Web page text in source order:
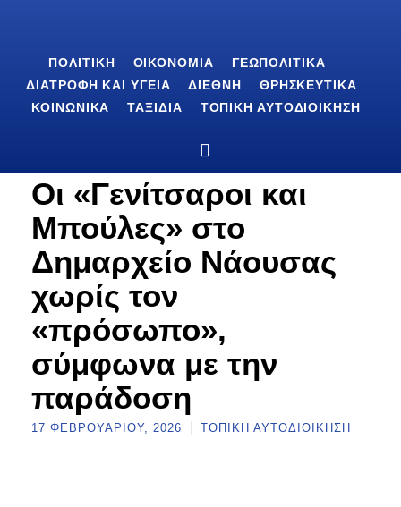
ΠΟΛΙΤΙΚΉ ΟΙΚΟΝΟΜΊΑ
ΓΕΩΠΟΛΙΤΙΚΆ
ΔΙΑΤΡΟΦΉ ΚΑΙ ΥΓΕΊΑ
ΔΙΕΘΝΉ
ΘΡΗΣΚΕΥΤΙΚΆ
ΚΟΙΝΩΝΙΚΆ
ΤΑΞΊΔΙΑ ΤΟΠΙΚΉ ΑΥΤΟΔΙΟΊΚΗΣΗ
Οι «Γενίτσαροι και
Μπούλες» στο
Δημαρχείο Νάουσας
χωρίς τον
«πρόσωπο»,
σύμφωνα με την
παράδοση
17 ΦΕΒΡΟΥΑΡΊΟΥ, 2026 ΤΟΠΙΚΉ ΑΥΤΟΔΙΟΊΚΗΣΗ